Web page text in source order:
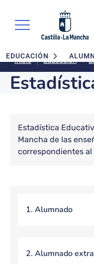
Navegación
EDUCACIÓN
Inicio Educación
Bloque de
Estadística
Mancha de las
correspondientes
1. Alumnado
2. Alumnado